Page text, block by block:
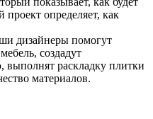
проект определяет, как
дизайнеры помогут
создадут
выполнят раскладку плитки
материалов.